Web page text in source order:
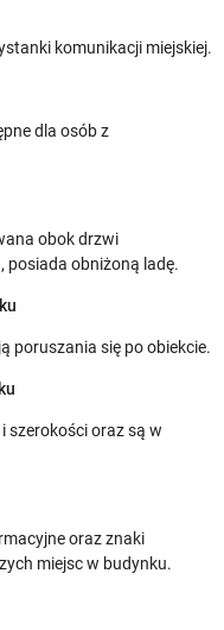
komunikacji miejskiej.
dla osób z
obok drzwi
posiada obniżoną ladę.
poruszania się po obiekcie.
szerokości oraz są w
oraz znaki
miejsc w budynku.